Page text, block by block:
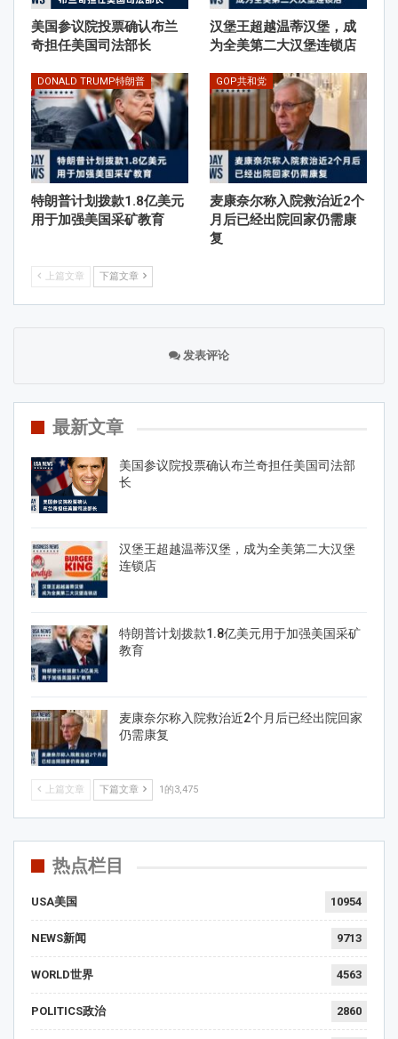
美国参议院投票确认布兰
奇担任美国司法部长
汉堡王超越温蒂汉堡，成
为全美第二大汉堡连锁店
DONALD TRUMP特朗普
特朗普计划拨款1.8亿美元
用于加强美国采矿教育
GOP共和党
麦康奈尔称入院救治近2个
月后已经出院回家仍需康
复
上篇文章 下篇文章
发表评论
最新文章
美国参议院投票确认布兰奇担任美国司法部
长
汉堡王超越温蒂汉堡，成为全美第二大汉堡
连锁店
特朗普计划拨款1.8亿美元用于加强美国采矿
教育
麦康奈尔称入院救治近2个月后已经出院回家
仍需康复
上篇文章 下篇文章 1的3,475
热点栏目
USA美国 10954
NEWS新闻 9713
WORLD世界 4563
POLITICS政治 2860